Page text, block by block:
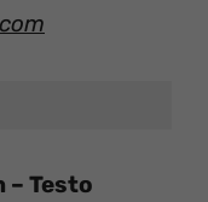
– Testo